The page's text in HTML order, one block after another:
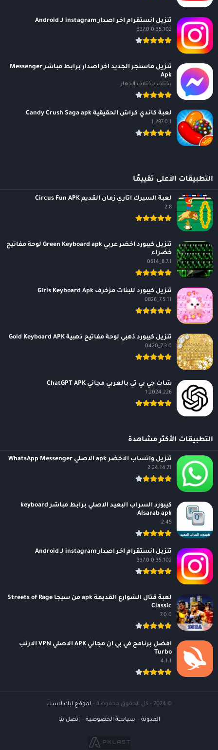
تنزيل انستقرام اخر اصدار instagram لـ Android
337.0.0.35.102
تنزيل ماسنجر الجديد اخر اصدار برابط مباشر Messenger
Apk
يختلف باختلاف الجهاز
لعبة كاندي كراش الحقيقية Candy Crush Saga apk
1.287.0.1
التطبيقات الأعلى تقييمًا
لعبة السيرك اتاري زمان القديم Circus Fun APK
2.8
تنزيل كيبورد اخضر عربي Green Keyboard apk لوحة مفاتيح
خضراء
8.7.1_0614
تنزيل كيبورد للبنات مزخرف Girls Keyboard Apk
7.5.11_0826
تنزيل كيبورد ذهبي لوحة مفاتيح ذهبية Gold Keyboard APK
7.3.0_0420
شات جي بي تي بالعربي مجاني ChatGPT APK
1.2024.226
التطبيقات الأكثر مشاهدة
تنزيل واتساب الاخضر apk الاصلي WhatsApp Messenger
2.24.14.71
كيبورد السراب البعيد الاصلي برابط مباشر keyboard
Alsarab apk
2.45
تنزيل انستقرام اخر اصدار instagram لـ Android
337.0.0.35.102
لعبة قتال الشوارع القديمة apk من سيجا Streets of Rage
Classic
7.0.0
افضل برنامج في بي ان مجاني APK الاصلي VPN الارنب
Turbo
4.1.1
© 2024 - كل الحقوق محفوظة - لموقع ابك لاست
المدونة سياسة الخصوصية إتصل بنا